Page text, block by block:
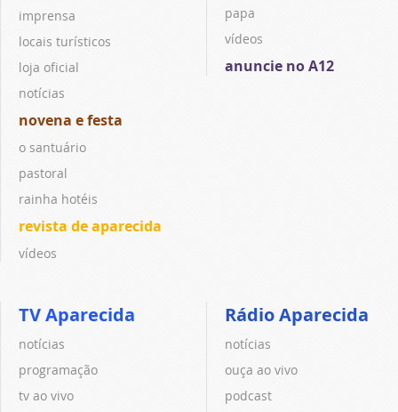
imprensa
locais turísticos
loja oficial
notícias
novena e festa
o santuário
pastoral
rainha hotéis
revista de aparecida
vídeos
papa
vídeos
anuncie no A12
TV Aparecida
notícias
programação
tv ao vivo
Rádio Aparecida
notícias
ouça ao vivo
podcast